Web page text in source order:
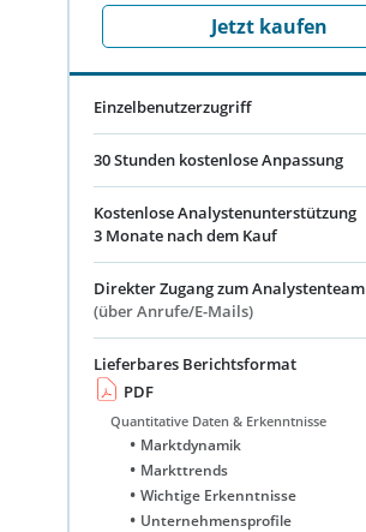
Jetzt kaufen
Einzelbenutzerzugriff
30 Stunden kostenlose Anpassung
Kostenlose Analystenunterstützung
3 Monate nach dem Kauf
Direkter Zugang zum Analystenteam
(über Anrufe/E-Mails)
Lieferbares Berichtsformat
PDF
Quantitative Daten & Erkenntnisse
Marktdynamik
Markttrends
Wichtige Erkenntnisse
Unternehmensprofile